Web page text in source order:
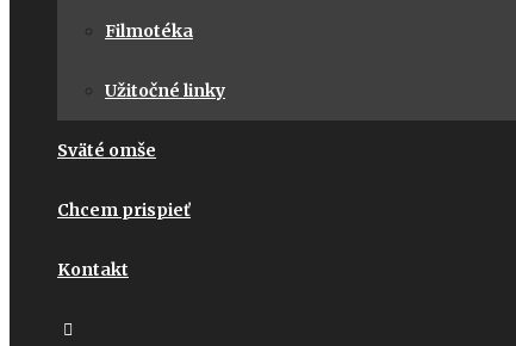
Filmotéka
Užitočné linky
Sväté omše
Chcem prispieť
Kontakt